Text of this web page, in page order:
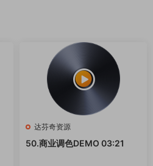
达芬奇资源
50.商业调色DEMO 03:21